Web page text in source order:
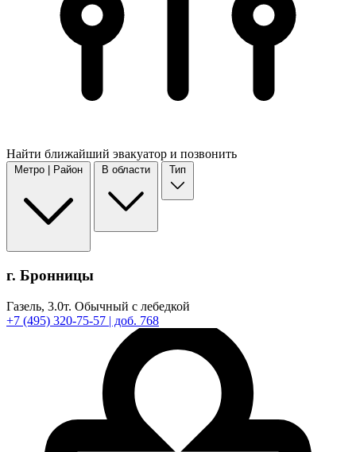
Найти ближайший эвакуатор и позвонить
Метро | Район В области Тип
г. Бронницы
Газель, 3.0т. Обычный с лебедкой
+7 (495) 320-75-57 | доб. 768